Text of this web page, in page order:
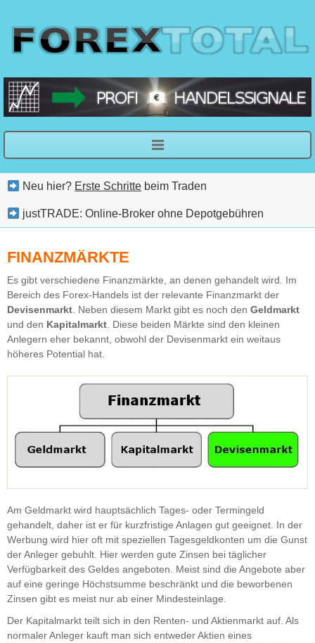
Neu hier? Erste Schritte beim Traden
justTRADE: Online-Broker ohne Depotgebühren
FINANZMÄRKTE
Es gibt verschiedene Finanzmärkte, an denen gehandelt wird. Im
Bereich des Forex-Handels ist der relevante Finanzmarkt der
Devisenmarkt . Neben diesem Markt gibt es noch den Geldmarkt
und den Kapitalmarkt . Diese beiden Märkte sind den kleinen
Anlegern eher bekannt, obwohl der Devisenmarkt ein weitaus
höheres Potential hat.
Am Geldmarkt wird hauptsächlich Tages- oder Termingeld
gehandelt, daher ist er für kurzfristige Anlagen gut geeignet. In der
Werbung wird hier oft mit speziellen Tagesgeldkonten um die Gunst
der Anleger gebuhlt. Hier werden gute Zinsen bei täglicher
Verfügbarkeit des Geldes angeboten. Meist sind die Angebote aber
auf eine geringe Höchstsumme beschränkt und die beworbenen
Zinsen gibt es meist nur ab einer Mindesteinlage.
Der Kapitalmarkt teilt sich in den Renten- und Aktienmarkt auf. Als
normaler Anleger kauft man sich entweder Aktien eines